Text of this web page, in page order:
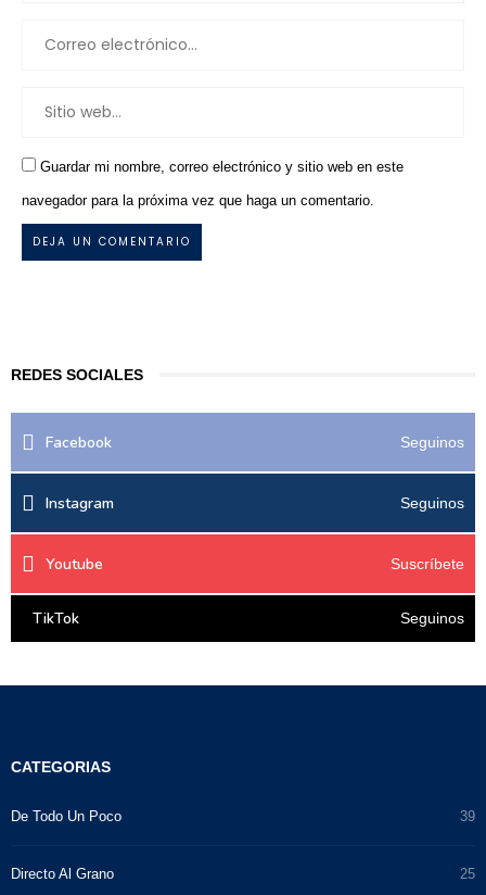
Guardar mi nombre, correo electrónico y sitio web en este
navegador para la próxima vez que haga un comentario.
REDES SOCIALES
Facebook Seguinos
Instagram Seguinos
Youtube Suscríbete
TikTok Seguinos
CATEGORIAS
De Todo Un Poco 39
Directo Al Grano 25